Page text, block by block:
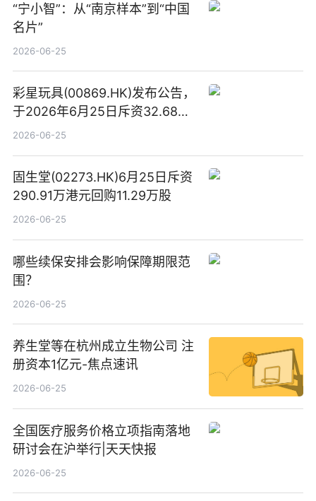
“宁小智”：从“南京样本”到“中国
名片”
2026-06-25
彩星玩具(00869.HK)发布公告，
于2026年6月25日斥资32.68万
港元回购68.4万股|焦点速讯
2026-06-25
固生堂(02273.HK)6月25日斥资
290.91万港元回购11.29万股
2026-06-25
哪些续保安排会影响保障期限范
围？
2026-06-25
养生堂等在杭州成立生物公司 注
册资本1亿元-焦点速讯
2026-06-25
全国医疗服务价格立项指南落地
研讨会在沪举行|天天快报
2026-06-25